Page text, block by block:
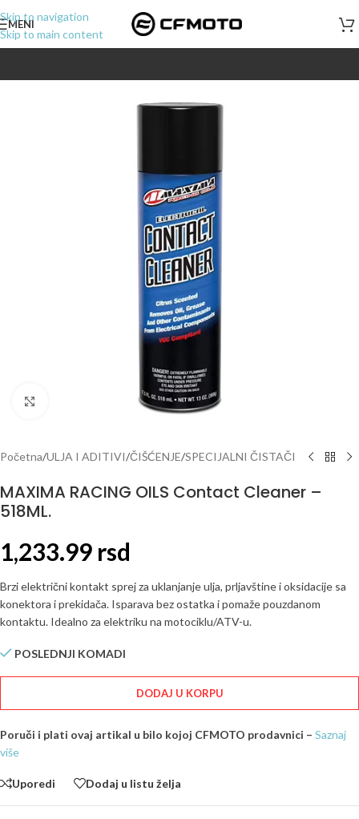
Skip to navigation
Skip to main content
MENI
Početna/ULJA I ADITIVI/ČIŠĆENJE/SPECIJALNI ČISTAČI
MAXIMA RACING OILS Contact Cleaner –
518ML.
1,233.99 rsd
Brzi električni kontakt sprej za uklanjanje ulja, prljavštine i oksidacije sa
konektora i prekidača. Isparava bez ostatka i pomaže pouzdanom
kontaktu. Idealno za elektriku na motociklu/ATV-u.
POSLEDNJI KOMADI
DODAJ U KORPU
Poruči i plati ovaj artikal u bilo kojoj CFMOTO prodavnici – Saznaj
više
Uporedi Dodaj u listu želja